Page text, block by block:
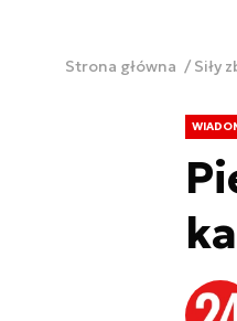
Strona główna Siły